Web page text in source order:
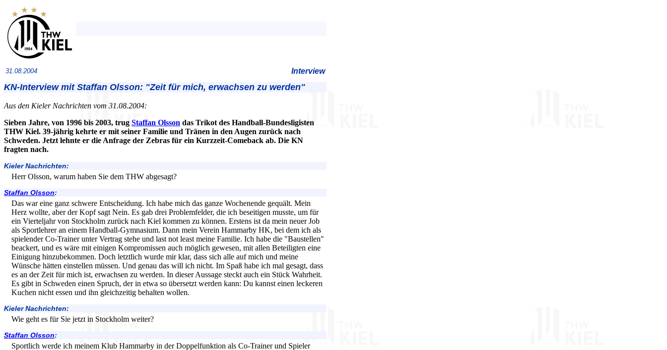
31.08.2004 Interview
KN-Interview mit Staffan Olsson: "Zeit für mich, erwachsen zu werden"
Aus den Kieler Nachrichten vom 31.08.2004:
Sieben Jahre, von 1996 bis 2003, trug Staffan Olsson das Trikot des Handball-Bundesligisten
THW Kiel. 39-jährig kehrte er mit seiner Familie und Tränen in den Augen zurück nach
Schweden. Jetzt lehnte er die Anfrage der Zebras für ein Kurzzeit-Comeback ab. Die KN
fragten nach.
Kieler Nachrichten:
Herr Olsson, warum haben Sie dem THW abgesagt?
Staffan Olsson:
Das war eine ganz schwere Entscheidung. Ich habe mich das ganze Wochenende gequält. Mein
Herz wollte, aber der Kopf sagt Nein. Es gab drei Problemfelder, die ich beseitigen musste, um für
ein Vierteljahr von Stockholm zurück nach Kiel kommen zu können. Erstens ist da mein neuer Job
als Sportlehrer an einem Handball-Gymnasium. Dann mein Verein Hammarby HK, bei dem ich als
spielender Co-Trainer unter Vertrag stehe und last not least meine Familie. Ich habe die "Baustellen"
beackert, und es wäre mit einigen Kompromissen auch möglich gewesen, mit allen Beteiligten eine
Einigung hinzubekommen. Doch letztlich wurde mir klar, dass sich alle auf mich und meine
Wünsche hätten einstellen müssen. Und genau das will ich nicht. Im Spaß habe ich mal gesagt, dass
es an der Zeit für mich ist, erwachsen zu werden. In dieser Aussage steckt auch ein Stück Wahrheit.
Es gibt in Schweden einen Spruch, der in etwa so übersetzt werden kann: Du kannst einen leckeren
Kuchen nicht essen und ihn gleichzeitig behalten wollen.
Kieler Nachrichten:
Wie geht es für Sie jetzt in Stockholm weiter?
Staffan Olsson:
Sportlich werde ich meinem Klub Hammarby in der Doppelfunktion als Co-Trainer und Spieler